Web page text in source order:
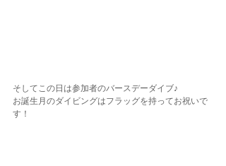
そしてこの日は参加者のバースデーダイブ♪
お誕生月のダイビングはフラッグを持ってお祝いで
す！